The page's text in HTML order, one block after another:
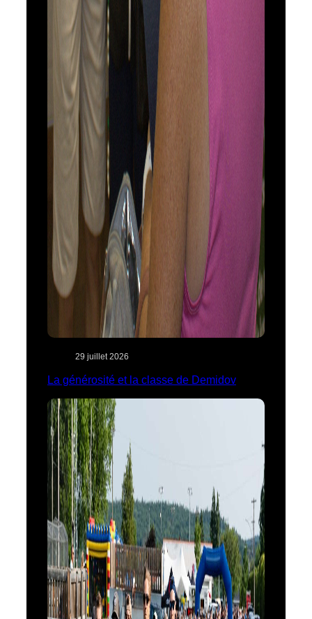
29 juillet 2026
La générosité et la classe de Demidov